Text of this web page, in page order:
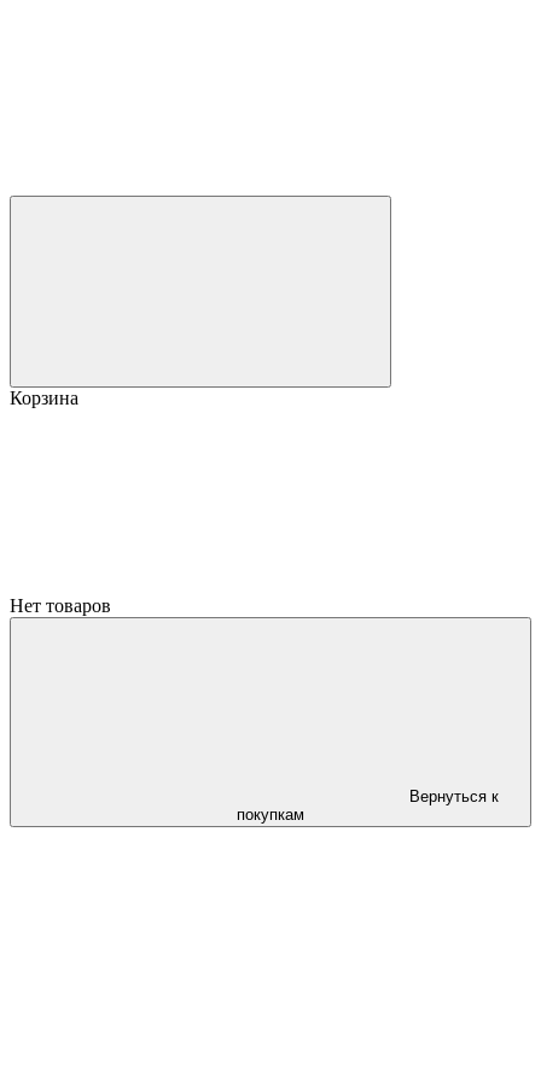
Корзина
Нет товаров
Вернуться к
покупкам